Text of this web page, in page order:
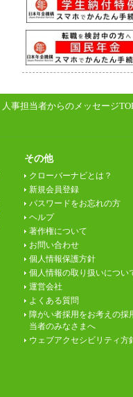
人事担当者からのメッセージ
その他
クローバーナビとは？
新規会員登録
パスワードをお忘れの方
ヘルプ
著作権について
お問い合わせ
個人情報保護方針
個人情報の取り扱いについ
運営会社
よくある質問
障がい者採用をお考えの採
当者のみなさまへ
ウェブアクセシビリティ方